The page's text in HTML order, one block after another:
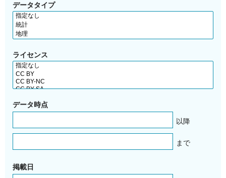
データタイプ
ライセンス
データ時点
以降
まで
掲載日